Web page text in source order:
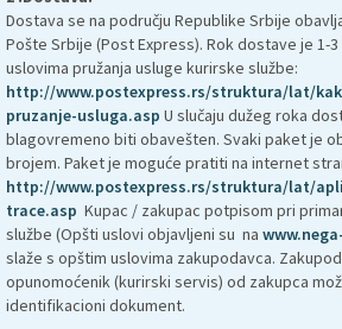
Dostava se na području Republike Srbije
Pošte Srbije (Post Express). Rok dostave je 1-
uslovima pružanja usluge kurirske službe:
http://www.postexpress.rs/struktura/lat/
pruzanje-usluga.asp U slučaju dužeg roka
blagovremeno biti obavešten. Svaki paket je
brojem. Paket je moguće pratiti na internet
http://www.postexpress.rs/struktura/lat/
trace.asp Kupac / zakupac potpisom pri
službe (Opšti uslovi objavljeni su na
slaže s opštim uslovima zakupodavca.
opunomoćenik (kurirski servis) od zakupca
identifikacioni dokument.